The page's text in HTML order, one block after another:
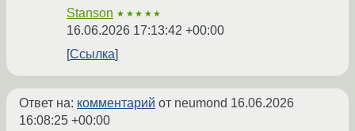
Stanson ★★★★★
16.06.2026 17:13:42 +00:00
Ссылка
Ответ на: комментарий от neumond 16.06.2026
16:08:25 +00:00